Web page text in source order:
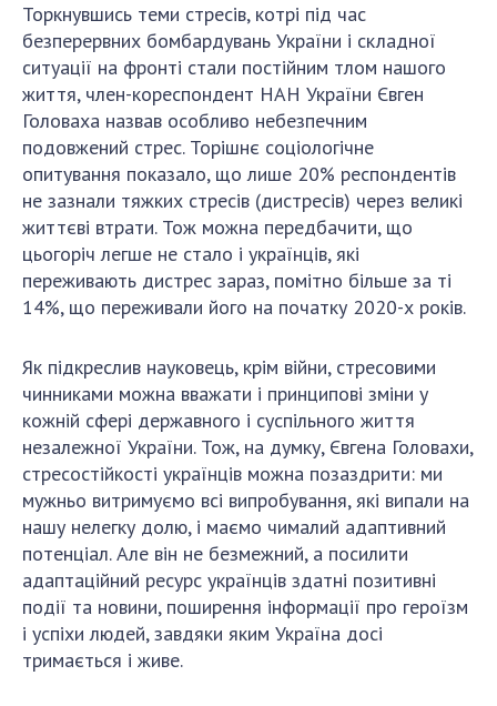
Державний бюджет НАН України
Вибори до складу НАН України
Бланки документів
НОВИНИ
ЗАСІДАННЯ ПРЕЗИДІЇ НАН УКРАЇНИ
НАУКОВІ ВИДАННЯ
МЕДІА ПРО НАС
АКАДЕМІЯ КОМЕНТУЄ
КОНТАКТИ
ПРОФСПІЛКА НАН УКРАЇНИ
КАБІНЕТ
Торкнувшись теми стресів, котрі під час
безперервних бомбардувань України і складної
ситуації на фронті стали постійним тлом нашого
життя, член-кореспондент НАН України Євген
Головаха назвав особливо небезпечним
подовжений стрес. Торішнє соціологічне
опитування показало, що лише 20% респондентів
не зазнали тяжких стресів (дистресів) через великі
життєві втрати. Тож можна передбачити, що
цьогоріч легше не стало і українців, які
переживають дистрес зараз, помітно більше за ті
14%, що переживали його на початку 2020-х років.
Як підкреслив науковець, крім війни, стресовими
чинниками можна вважати і принципові зміни у
кожній сфері державного і суспільного життя
незалежної України. Тож, на думку, Євгена Головахи,
стресостійкості українців можна позаздрити: ми
мужньо витримуємо всі випробування, які випали на
нашу нелегку долю, і маємо чималий адаптивний
потенціал. Але він не безмежний, а посилити
адаптаційний ресурс українців здатні позитивні
події та новини, поширення інформації про героїзм
і успіхи людей, завдяки яким Україна досі
тримається і живе.